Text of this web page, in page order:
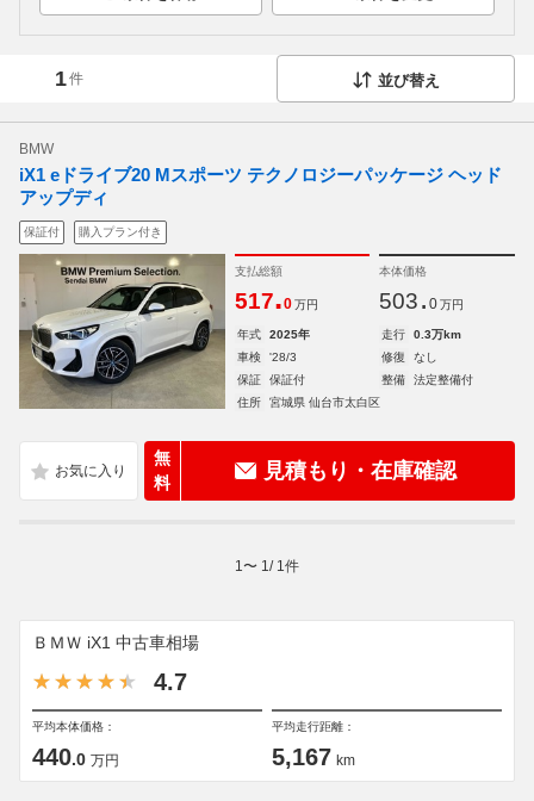
1件 並び替え
BMW
iX1 eドライブ20 Mスポーツ テクノロジーパッケージ ヘッド
アップディ
保証付 購入プラン付き
支払総額
517.0 万円
本体価格
503. 0 万円
年式 2025年 走行
0.3万km
車検
'28/3 修復
なし
保証
保証付 整備
法定整備付
住所
宮城県 仙台市太白区
無
料
見積もり・在庫確認
1 〜 1 / 1 件
ＢＭＷ iX1 中古車相場
4.7
平均本体価格：
440.0 万円
平均走行距離：
5,167 km